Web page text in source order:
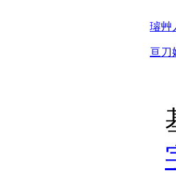
璿艸
亘刀